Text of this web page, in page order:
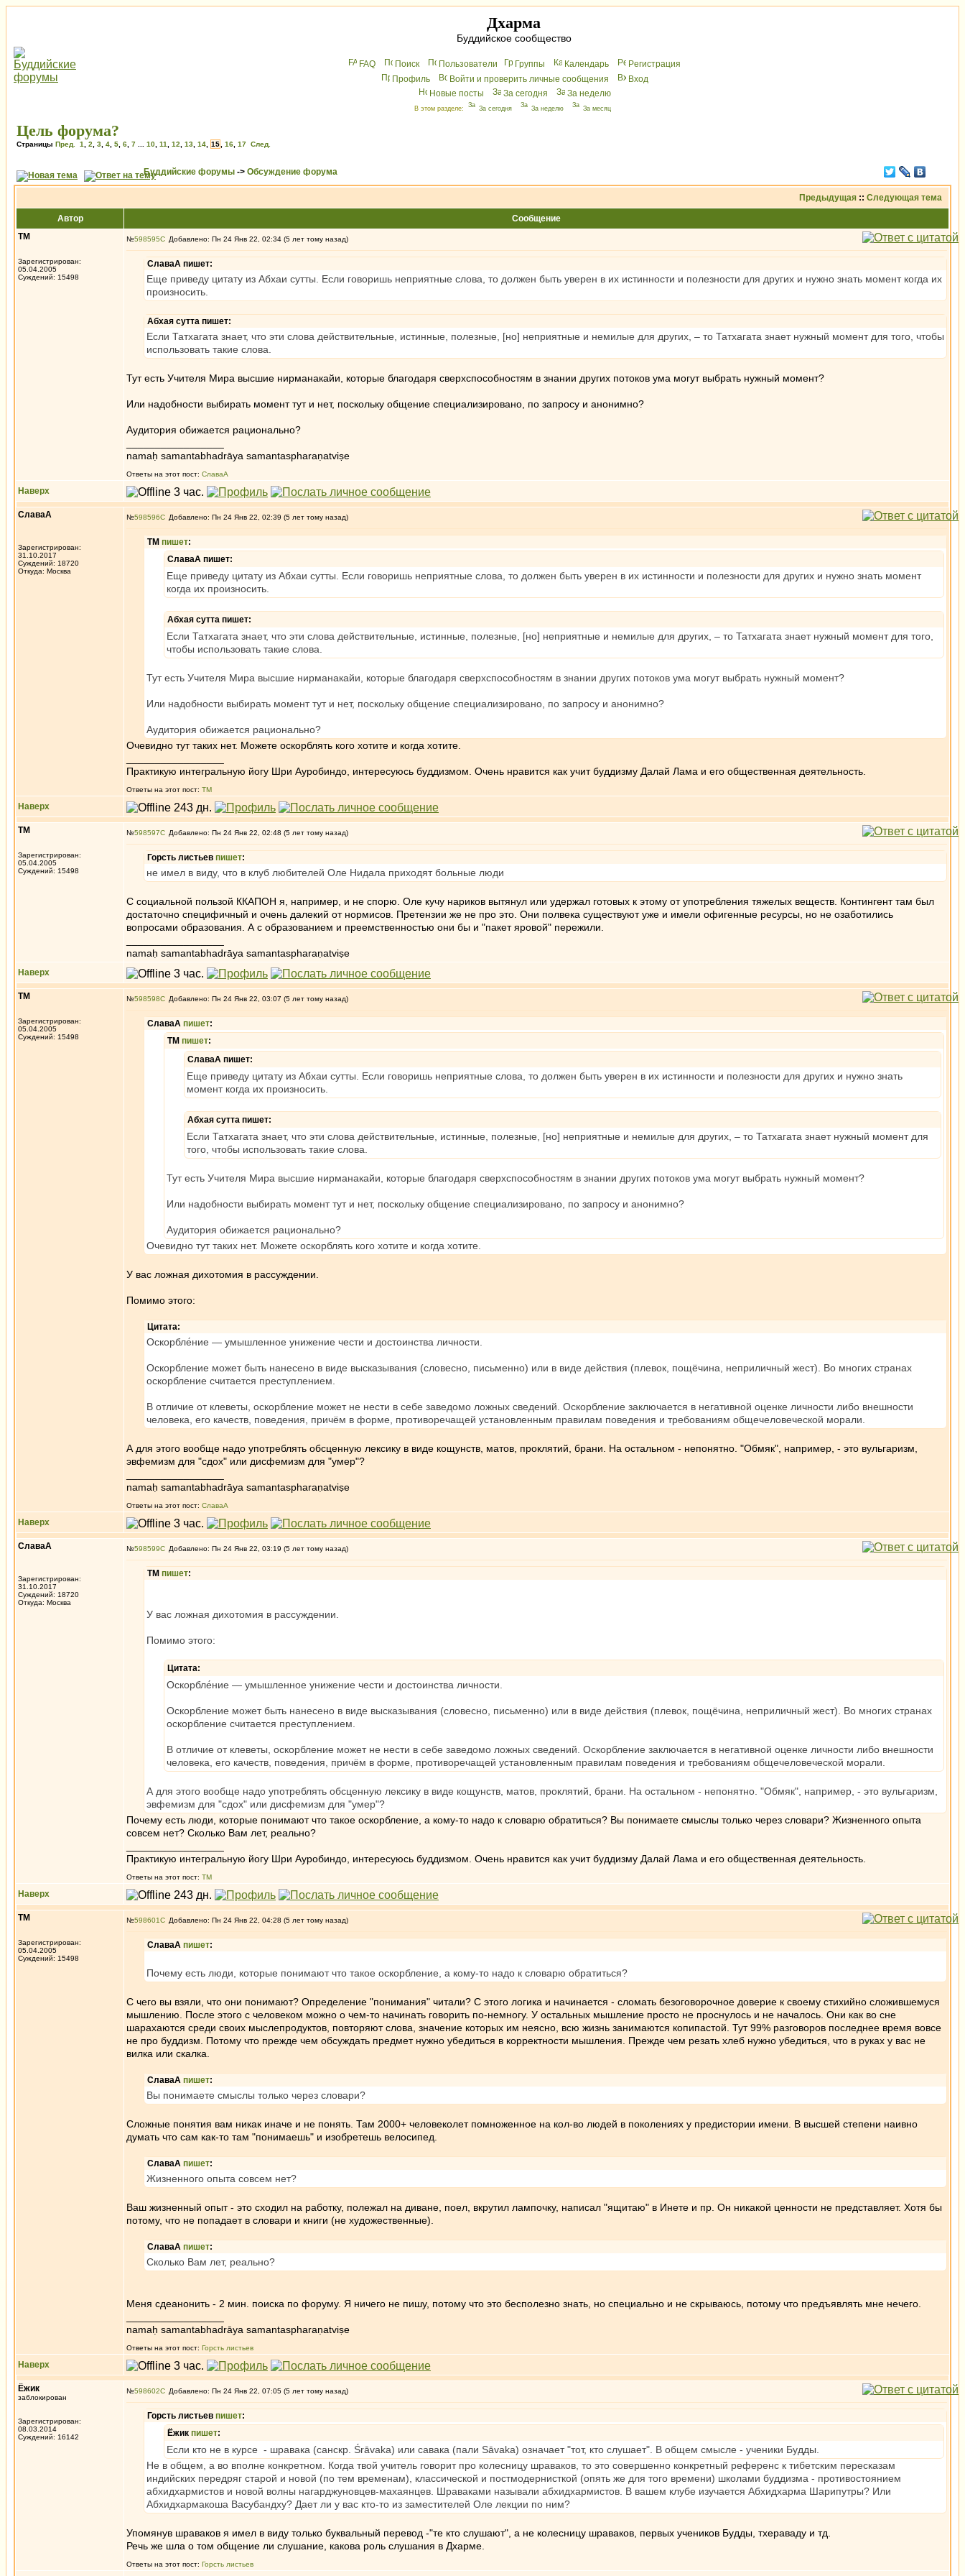
Дхарма
Буддийское сообщество
FAQ Поиск Пользователи Группы Календарь
Peгиcтрaция
Профиль
Войти и проверить личные сообщения
Вхoд
Новые посты
За сегодня За неделю
В этом разделе: За сегодня За неделю За месяц
Цель форума?
Страницы Пред. 1 2 3 4 5 6 7 10 11 12 13 14 15 16 17 След.
Буддийские форумы -> Обсуждение форума
Предыдущая :: Следующая тема
Автор
Сообщение
ТМ
Зарегистрирован:
05.04.2005
Суждений: 15498
№598595 Добавлено: Пн 24 Янв 22, 02:34 (5 лет тому назад)
СлаваА пишет:
Еще приведу цитату из Абхаи сутты. Если говоришь неприятные слова, то должен быть уверен в их истинности и полезности для других и нужно знать момент когда их
произносить.
Абхая сутта пишет:
Если Татхагата знает, что эти слова действительные, истинные, полезные, [но] неприятные и немилые для других, – то Татхагата знает нужный момент для того, чтобы
использовать такие слова.
Тут есть Учителя Мира высшие нирманакайи, которые благодаря сверхспособностям в знании других потоков ума могут выбрать нужный момент?
Или надобности выбирать момент тут и нет, поскольку общение специализировано, по запросу и анонимно?
Аудитория обижается рационально?
namaḥ samantabhadrāya samantaspharaṇatviṣe
Ответы на этот пост: СлаваА
Наверх
СлаваА
Зарегистрирован:
31.10.2017
Суждений: 18720
Откуда: Москва
№598596 Добавлено: Пн 24 Янв 22, 02:39 (5 лет тому назад)
ТМ пишет:
СлаваА пишет:
Еще приведу цитату из Абхаи сутты. Если говоришь неприятные слова, то должен быть уверен в их истинности и полезности для других и нужно знать момент
когда их произносить.
Абхая сутта пишет:
Если Татхагата знает, что эти слова действительные, истинные, полезные, [но] неприятные и немилые для других, – то Татхагата знает нужный момент для того,
чтобы использовать такие слова.
Тут есть Учителя Мира высшие нирманакайи, которые благодаря сверхспособностям в знании других потоков ума могут выбрать нужный момент?
Или надобности выбирать момент тут и нет, поскольку общение специализировано, по запросу и анонимно?
Аудитория обижается рационально?
Очевидно тут таких нет. Можете оскорблять кого хотите и когда хотите.
Практикую интегральную йогу Шри Ауробиндо, интересуюсь буддизмом. Очень нравится как учит буддизму Далай Лама и его общественная деятельность.
Ответы на этот пост: ТМ
Наверх
ТМ
Зарегистрирован:
05.04.2005
Суждений: 15498
№598597 Добавлено: Пн 24 Янв 22, 02:48 (5 лет тому назад)
Горсть листьев пишет:
не имел в виду, что в клуб любителей Оле Нидала приходят больные люди
С социальной пользой ККАПОН я, например, и не спорю. Оле кучу нариков вытянул или удержал готовых к этому от употребления тяжелых веществ. Контингент там был
достаточно специфичный и очень далекий от нормисов. Претензии же не про это. Они полвека существуют уже и имели офигенные ресурсы, но не озаботились
вопросами образования. А с образованием и преемственностью они бы и "пакет яровой" пережили.
namaḥ samantabhadrāya samantaspharaṇatviṣe
Наверх
ТМ
Зарегистрирован:
05.04.2005
Суждений: 15498
№598598 Добавлено: Пн 24 Янв 22, 03:07 (5 лет тому назад)
СлаваА пишет:
ТМ пишет:
СлаваА пишет:
Еще приведу цитату из Абхаи сутты. Если говоришь неприятные слова, то должен быть уверен в их истинности и полезности для других и нужно знать
момент когда их произносить.
Абхая сутта пишет:
Если Татхагата знает, что эти слова действительные, истинные, полезные, [но] неприятные и немилые для других, – то Татхагата знает нужный момент для
того, чтобы использовать такие слова.
Тут есть Учителя Мира высшие нирманакайи, которые благодаря сверхспособностям в знании других потоков ума могут выбрать нужный момент?
Или надобности выбирать момент тут и нет, поскольку общение специализировано, по запросу и анонимно?
Аудитория обижается рационально?
Очевидно тут таких нет. Можете оскорблять кого хотите и когда хотите.
У вас ложная дихотомия в рассуждении.
Помимо этого:
Цитата:
Оскорбле́ние — умышленное унижение чести и достоинства личности.
Оскорбление может быть нанесено в виде высказывания (словесно, письменно) или в виде действия (плевок, пощёчина, неприличный жест). Во многих странах
оскорбление считается преступлением.
В отличие от клеветы, оскорбление может не нести в себе заведомо ложных сведений. Оскорбление заключается в негативной оценке личности либо внешности
человека, его качеств, поведения, причём в форме, противоречащей установленным правилам поведения и требованиям общечеловеческой морали.
А для этого вообще надо употреблять обсценную лексику в виде кощунств, матов, проклятий, брани. На остальном - непонятно. "Обмяк", например, - это вульгаризм,
эвфемизм для "сдох" или дисфемизм для "умер"?
namaḥ samantabhadrāya samantaspharaṇatviṣe
Ответы на этот пост: СлаваА
Наверх
СлаваА
Зарегистрирован:
31.10.2017
Суждений: 18720
Откуда: Москва
№598599 Добавлено: Пн 24 Янв 22, 03:19 (5 лет тому назад)
ТМ пишет:
У вас ложная дихотомия в рассуждении.
Помимо этого:
Цитата:
Оскорбле́ние — умышленное унижение чести и достоинства личности.
Оскорбление может быть нанесено в виде высказывания (словесно, письменно) или в виде действия (плевок, пощёчина, неприличный жест). Во многих странах
оскорбление считается преступлением.
В отличие от клеветы, оскорбление может не нести в себе заведомо ложных сведений. Оскорбление заключается в негативной оценке личности либо внешности
человека, его качеств, поведения, причём в форме, противоречащей установленным правилам поведения и требованиям общечеловеческой морали.
А для этого вообще надо употреблять обсценную лексику в виде кощунств, матов, проклятий, брани. На остальном - непонятно. "Обмяк", например, - это вульгаризм,
эвфемизм для "сдох" или дисфемизм для "умер"?
Почему есть люди, которые понимают что такое оскорбление, а кому-то надо к словарю обратиться? Вы понимаете смыслы только через словари? Жизненного опыта
совсем нет? Сколько Вам лет, реально?
Практикую интегральную йогу Шри Ауробиндо, интересуюсь буддизмом. Очень нравится как учит буддизму Далай Лама и его общественная деятельность.
Ответы на этот пост: ТМ
Наверх
ТМ
Зарегистрирован:
05.04.2005
Суждений: 15498
№598601 Добавлено: Пн 24 Янв 22, 04:28 (5 лет тому назад)
СлаваА пишет:
Почему есть люди, которые понимают что такое оскорбление, а кому-то надо к словарю обратиться?
С чего вы взяли, что они понимают? Определение "понимания" читали? С этого логика и начинается - сломать безоговорочное доверие к своему стихийно сложившемуся
мышлению. После этого с человеком можно о чем-то начинать говорить по-немногу. У остальных мышление просто не проснулось и не началось. Они как во сне
шарахаются среди своих мыслепродуктов, повторяют слова, значение которых им неясно, всю жизнь занимаются копипастой. Тут 99% разговоров последнее время вовсе
не про буддизм. Потому что прежде чем обсуждать предмет нужно убедиться в корректности мышления. Прежде чем резать хлеб нужно убедиться, что в руках у вас не
вилка или скалка.
СлаваА пишет:
Вы понимаете смыслы только через словари?
Сложные понятия вам никак иначе и не понять. Там 2000+ человеколет помноженное на кол-во людей в поколениях у предистории имени. В высшей степени наивно
думать что сам как-то там "понимаешь" и изобретешь велосипед.
СлаваА пишет:
Жизненного опыта совсем нет?
Ваш жизненный опыт - это сходил на работку, полежал на диване, поел, вкрутил лампочку, написал "ящитаю" в Инете и пр. Он никакой ценности не представляет. Хотя бы
потому, что не попадает в словари и книги (не художественные).
СлаваА пишет:
Сколько Вам лет, реально?
Меня сдеанонить - 2 мин. поиска по форуму. Я ничего не пишу, потому что это бесполезно знать, но специально и не скрываюсь, потому что предъявлять мне нечего.
namaḥ samantabhadrāya samantaspharaṇatviṣe
Ответы на этот пост: Горсть листьев
Наверх
Ёжик
заблокирован
Зарегистрирован:
08.03.2014
Суждений: 16142
№598602 Добавлено: Пн 24 Янв 22, 07:05 (5 лет тому назад)
Горсть листьев пишет:
Ёжик пишет:
Если кто не в курсе - шравака (санскр. Śrāvaka) или савака (пали Sāvaka) означает "тот, кто слушает". В общем смысле - ученики Будды.
Не в общем, а во вполне конкретном. Когда твой учитель говорит про колесницу шраваков, то это совершенно конкретный референс к тибетским пересказам
индийских передряг старой и новой (по тем временам), классической и постмодернисткой (опять же для того времени) школами буддизма - противостоянием
абхидхармистов и новой волны нагарджуновцев-махаянцев. Шраваками называли абхидхармистов. В вашем клубе изучается Абхидхарма Шарипутры? Или
Абхидхармакоша Васубандху? Дает ли у вас кто-то из заместителей Оле лекции по ним?
Упомянув шраваков я имел в виду только буквальный перевод -"те кто слушают", а не колесницу шраваков, первых учеников Будды, тхераваду и тд.
Речь же шла о том общение ли слушание, какова роль слушания в Дхарме.
Ответы на этот пост: Горсть листьев